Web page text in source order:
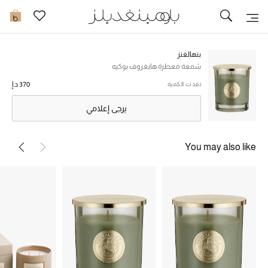
0 تخفيضات
جديد في الخصومات
مزيد من التخفيضات
الجمال
الأطفال
مستلزمات المنزل
بنهالغنز
شمعة معطرة هايغروف بوكيه
نفذت الكمية 370 د.إ
يرجى إعلامي
You may also like